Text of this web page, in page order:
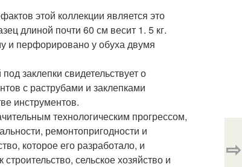
этой коллекции является это
длиной почти 60 см весит 1. 5 кг.
и перфорировано у обуха двумя
заклепки свидетельствует о
с раструбами и заклепками
инструментов.
технологическим прогрессом,
ремонтопригодности и
которое его разработало, и
сельское хозяйство и
⇨